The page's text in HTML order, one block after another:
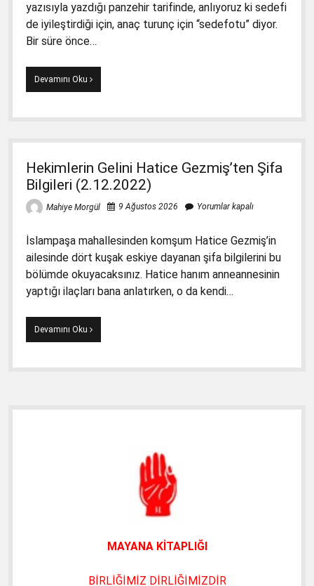
yazısıyla yazdığı panzehir tarifinde, anlıyoruz ki sedefi
de iyileştirdiği için, anaç turunç için “sedefotu” diyor.
Bir süre önce…
Devamını OkuRize’den
Şifa
(12)
Turunç
Panzehirdir
(12.12.2022)
Hekimlerin Gelini Hatice Gezmiş’ten Şifa
Bilgileri (2.12.2022)
Mahiye Morgül 9 Ağustos 2026 Yorumlar kapalı
İslampaşa mahallesinden komşum Hatice Gezmiş’in
ailesinde dört kuşak eskiye dayanan şifa bilgilerini bu
bölümde okuyacaksınız. Hatice hanım anneannesinin
yaptığı ilaçları bana anlatırken, o da kendi…
Devamını OkuHekimlerin
Gelini
Gezmiş’ten
MAYANA KİTAPLIĞI
BİRLİĞİMİZ DİRLİĞİMİZDİR